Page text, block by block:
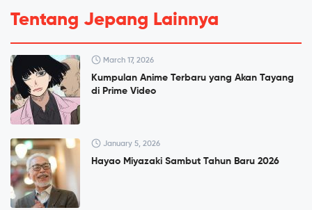
Tentang Jepang Lainnya
March 17, 2026
Kumpulan Anime Terbaru yang Akan Tayang
di Prime Video
January 5, 2026
Hayao Miyazaki Sambut Tahun Baru 2026